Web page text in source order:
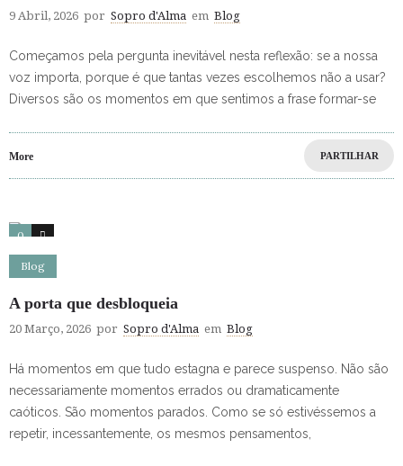
9 Abril, 2026 por Sopro d'Alma em Blog
Começamos pela pergunta inevitável nesta reflexão: se a nossa
voz importa, porque é que tantas vezes escolhemos não a usar?
Diversos são os momentos em que sentimos a frase formar-se
More PARTILHAR
0 0
Blog
A porta que desbloqueia
20 Março, 2026 por Sopro d'Alma em Blog
Há momentos em que tudo estagna e parece suspenso. Não são
necessariamente momentos errados ou dramaticamente
caóticos. São momentos parados. Como se só estivéssemos a
repetir, incessantemente, os mesmos pensamentos,